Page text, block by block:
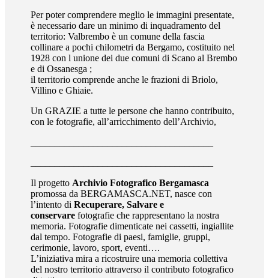
Per poter comprendere meglio le immagini presentate,
è necessario dare un minimo di inquadramento del
territorio: Valbrembo è un comune della fascia
collinare a pochi chilometri da Bergamo, costituito nel
1928 con l unione dei due comuni di Scano al Brembo
e di Ossanesga ;
il territorio comprende anche le frazioni di Briolo,
Villino e Ghiaie.
Un GRAZIE a tutte le persone che hanno contribuito,
con le fotografie, all’arricchimento dell’Archivio,
Il progetto Archivio Fotografico Bergamasca
promossa da BERGAMASCA.NET, nasce con
l’intento diRecuperare, Salvare e
conservarefotografie che rappresentano la nostra
memoria. Fotografie dimenticate nei cassetti, ingiallite
dal tempo. Fotografie di paesi, famiglie, gruppi,
cerimonie, lavoro, sport, eventi….
L’iniziativa mira a ricostruire una memoria collettiva
del nostro territorio attraverso il contributo fotografico